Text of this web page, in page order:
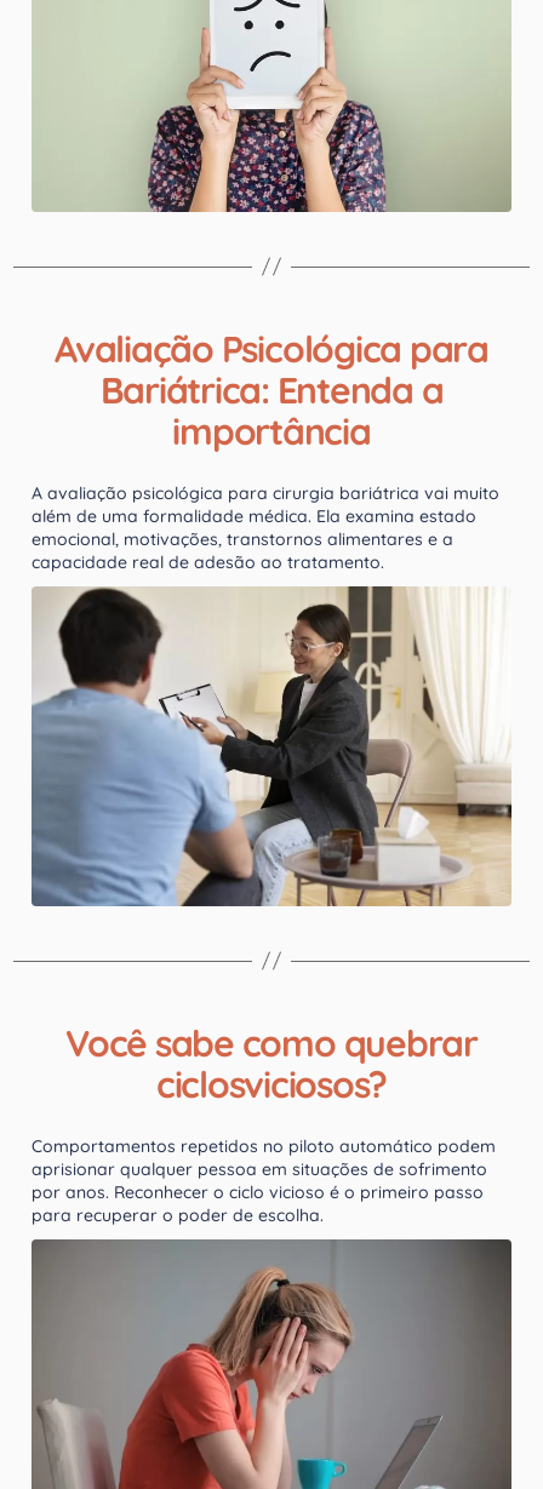
Avaliação Psicológica para
Bariátrica: Entenda a
importância
A avaliação psicológica para cirurgia bariátrica vai muito
além de uma formalidade médica. Ela examina estado
emocional, motivações, transtornos alimentares e a
capacidade real de adesão ao tratamento.
Você sabe como quebrar
ciclosviciosos?
Comportamentos repetidos no piloto automático podem
aprisionar qualquer pessoa em situações de sofrimento
por anos. Reconhecer o ciclo vicioso é o primeiro passo
para recuperar o poder de escolha.